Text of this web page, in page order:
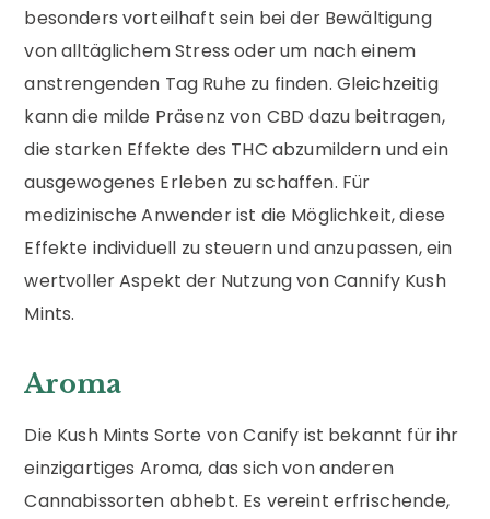
besonders vorteilhaft sein bei der Bewältigung
von alltäglichem Stress oder um nach einem
anstrengenden Tag Ruhe zu finden. Gleichzeitig
kann die milde Präsenz von CBD dazu beitragen,
die starken Effekte des THC abzumildern und ein
ausgewogenes Erleben zu schaffen. Für
medizinische Anwender ist die Möglichkeit, diese
Effekte individuell zu steuern und anzupassen, ein
wertvoller Aspekt der Nutzung von Cannify Kush
Mints.
Aroma
Die Kush Mints Sorte von Canify ist bekannt für ihr
einzigartiges Aroma, das sich von anderen
Cannabissorten abhebt. Es vereint erfrischende,